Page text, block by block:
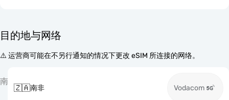
目的地与网络
⚠️ 运营商可能在不另行通知的情况下更改 eSIM 所连接的网络。
南
🇿🇦南非 Vodacom